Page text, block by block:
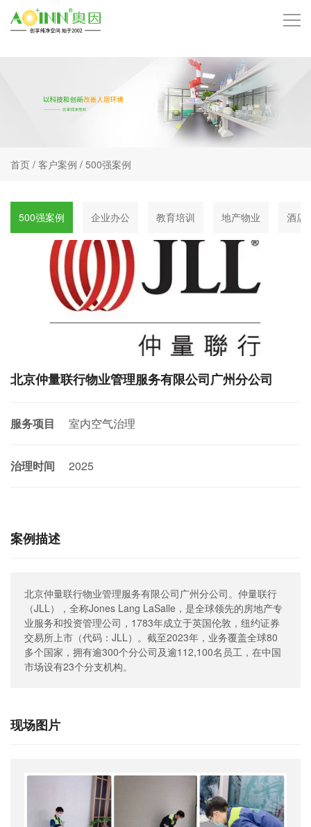
品牌中心
产品中心
服务项目
客户案例
招商加盟
首页 / 客户案例 / 500强案例
500强案例 企业办公 教育培训 地产物业 酒店
北京仲量联行物业管理服务有限公司广州分公司
服务项目 室内空气治理
治理时间 2025
案例描述
北京仲量联行物业管理服务有限公司广州分公司。仲量联行
（JLL），全称Jones Lang LaSalle，是全球领先的房地产专
业服务和投资管理公司，1783年成立于英国伦敦，纽约证券
交易所上市（代码：JLL）。截至2023年，业务覆盖全球80
多个国家，拥有逾300个分公司及逾112,100名员工，在中国
市场设有23个分支机构。
现场图片